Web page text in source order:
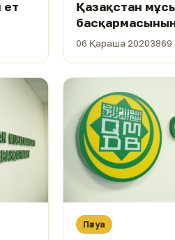
ет
Қазақстан
басқармасының
уақыт намаз
06 Қараша 20203869
Пәтуа